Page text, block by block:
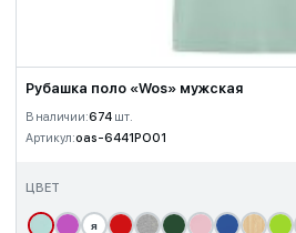
Рубашка поло «Wos» мужская
В наличии:674 шт.
Артикул:oas-6441PO01
ЦВЕТ
я